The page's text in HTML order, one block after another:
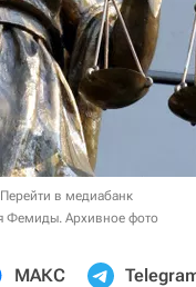
Перейти в медиабанк
Фемиды. Архивное фото
МАКС